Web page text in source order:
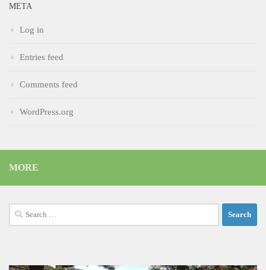
META
Log in
Entries feed
Comments feed
WordPress.org
MORE
Search
for: